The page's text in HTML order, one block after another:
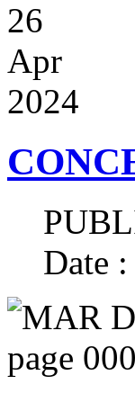
26
Apr
2024
Date